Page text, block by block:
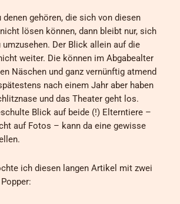
denen gehören, die sich von diesen
lösen können, dann bleibt nur, sich
umzusehen. Der Blick allein auf die
weiter. Die können im Abgabealter
Näschen und ganz vernünftig atmend
nach einem Jahr aber haben
und das Theater geht los.
Blick auf beide (!) Elterntiere –
auf Fotos – kann da eine gewisse
ich diesen langen Artikel mit zwei